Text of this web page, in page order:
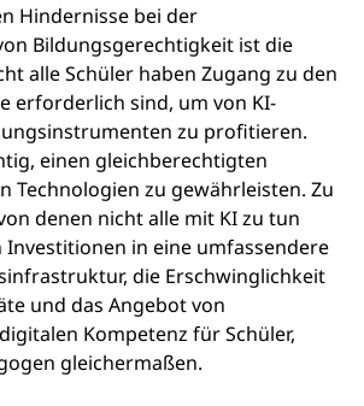
Hindernisse bei der
Bildungsgerechtigkeit ist die
alle Schüler haben Zugang zu den
erforderlich sind, um von KI-
zu profitieren.
einen gleichberechtigten
Technologien zu gewährleisten. Zu
denen nicht alle mit KI zu tun
Investitionen in eine umfassendere
die Erschwinglichkeit
und das Angebot von
Kompetenz für Schüler,
gleichermaßen.